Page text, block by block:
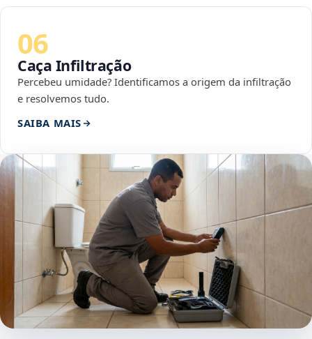
06
Caça Infiltração
Percebeu umidade? Identificamos a origem da infiltração
e resolvemos tudo.
SAIBA MAIS